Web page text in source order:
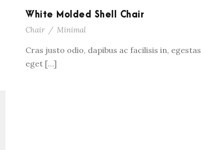
White Molded Shell Chair
Chair / Minimal
Cras justo odio, dapibus ac facilisis in, egestas
eget […]